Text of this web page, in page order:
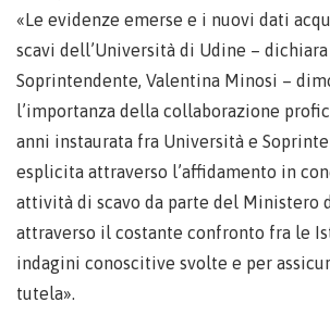
«Le evidenze emerse e i nuovi dati
scavi dell’Università di Udine –
Soprintendente, Valentina Minosi –
l’importanza della collaborazione
anni instaurata fra Università e
esplicita attraverso l’affidamento in
attività di scavo da parte del Ministero
attraverso il costante confronto fra le
indagini conoscitive svolte e per
tutela».